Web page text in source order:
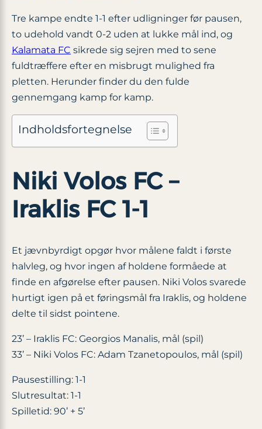
Tre kampe endte 1-1 efter udligninger før pausen,
to udehold vandt 0-2 uden at lukke mål ind, og
Kalamata FC sikrede sig sejren med to sene
fuldtræffere efter en misbrugt mulighed fra
pletten. Herunder finder du den fulde
gennemgang kamp for kamp.
Indholdsfortegnelse
Niki Volos FC –
Iraklis FC 1-1
Et jævnbyrdigt opgør hvor målene faldt i første
halvleg, og hvor ingen af holdene formåede at
finde en afgørelse efter pausen. Niki Volos svarede
hurtigt igen på et føringsmål fra Iraklis, og holdene
delte til sidst pointene.
23’ – Iraklis FC: Georgios Manalis, mål (spil)
33’ – Niki Volos FC: Adam Tzanetopoulos, mål (spil)
Pausestilling: 1-1
Slutresultat: 1-1
Spilletid: 90’ + 5’